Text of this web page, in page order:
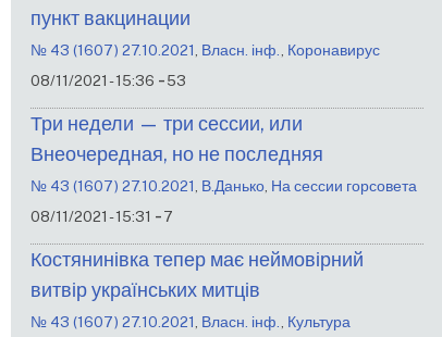
пункт вакцинации
№ 43 (1607) 27.10.2021 Власн. інф.
Коронавирус
08/11/2021 - 15:36 -53
Три недели — три сессии, или
Внеочередная, но не последняя
№ 43 (1607) 27.10.2021 В.Данько На сессии горсовета
08/11/2021 - 15:31 -7
Костянинівка тепер має неймовірний
витвір українських митців
№ 43 (1607) 27.10.2021 Власн. інф.
Культура